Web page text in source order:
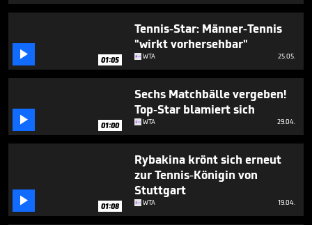
 01:05
Tennis-Star: Männer-Tennis
"wirkt vorhersehbar"
WTA 25.05.
 01:00
Sechs Matchbälle vergeben!
Top-Star blamiert sich
WTA 29.04.
 01:08
Rybakina krönt sich erneut
zur Tennis-Königin von
Stuttgart
WTA 19.04.